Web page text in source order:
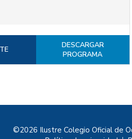
DESCARGAR
PROGRAMA
©2026 Ilustre Colegio Oficial de